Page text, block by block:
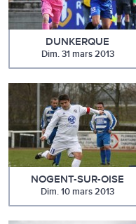
DUNKERQUE
Dim. 31 mars 2013
NOGENT-SUR-OISE
Dim. 10 mars 2013